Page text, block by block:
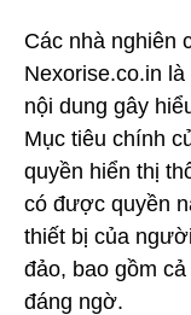
Các nhà nghiên
Nexorise.co.in
nội dung gây
Mục tiêu chính
quyền hiển thị
có được quyền
thiết bị của
đảo, bao gồm
đáng ngờ.